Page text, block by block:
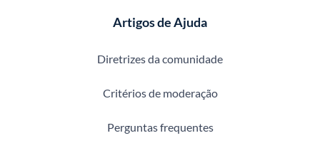
Artigos de Ajuda
Diretrizes da comunidade
Critérios de moderação
Perguntas frequentes